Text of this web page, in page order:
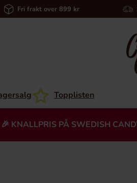
Fri frakt over 899 kr
Topplisten
🎉 KNALLPRIS PÅ SWEDISH